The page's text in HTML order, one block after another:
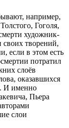
например,
Гоголя,
художник-
своих творений,
если в этом есть
потратил
слоёв
оказавшихся
И именно
Пьера
слои